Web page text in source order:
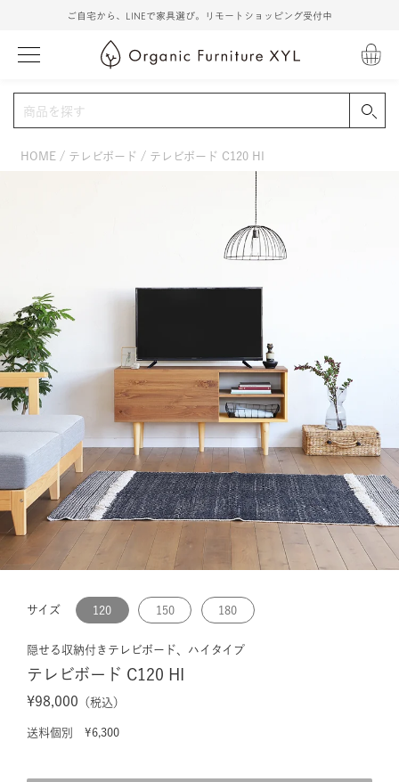
ご自宅から、LINEで家具選び。リモートショッピング受付中
HOME テレビボード テレビボード C120 HI
サイズ 120 150 180
隠せる収納付きテレビボード、ハイタイプ
テレビボード C120 HI
¥98,000 （税込）
送料個別 ¥6,300